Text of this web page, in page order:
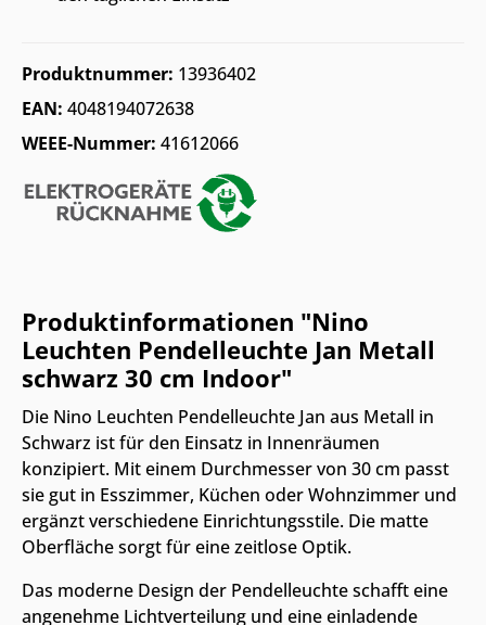
Produktnummer: 13936402
EAN: 4048194072638
WEEE-Nummer: 41612066
Produktinformationen "Nino
Leuchten Pendelleuchte Jan Metall
schwarz 30 cm Indoor"
Die Nino Leuchten Pendelleuchte Jan aus Metall in
Schwarz ist für den Einsatz in Innenräumen
konzipiert. Mit einem Durchmesser von 30 cm passt
sie gut in Esszimmer, Küchen oder Wohnzimmer und
ergänzt verschiedene Einrichtungsstile. Die matte
Oberfläche sorgt für eine zeitlose Optik.
Das moderne Design der Pendelleuchte schafft eine
angenehme Lichtverteilung und eine einladende